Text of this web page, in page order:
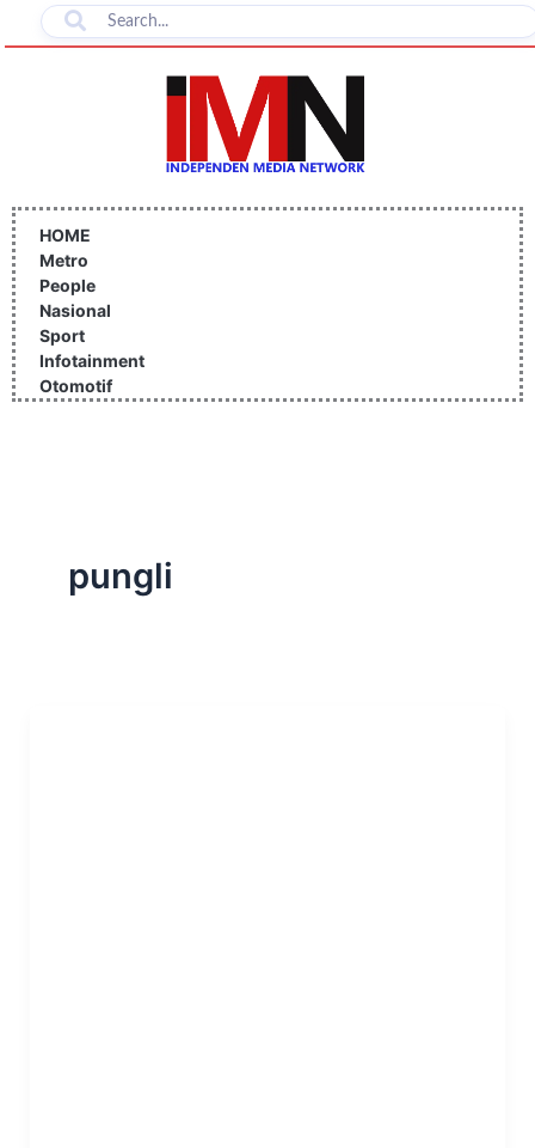
Lewati
ke
HOME
Metro
People
Nasional
Sport
Infotainment
Otomotif
pungli